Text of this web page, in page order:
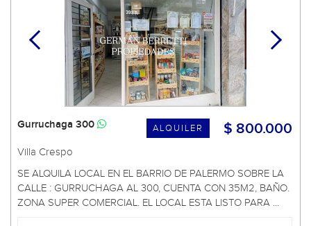
$ 800.000
ALQUILER
Gurruchaga 300
Villa Crespo
SE ALQUILA LOCAL EN EL BARRIO DE PALERMO SOBRE LA
CALLE : GURRUCHAGA AL 300, CUENTA CON 35M2, BAÑO.
ZONA SUPER COMERCIAL. EL LOCAL ESTA LISTO PARA ...